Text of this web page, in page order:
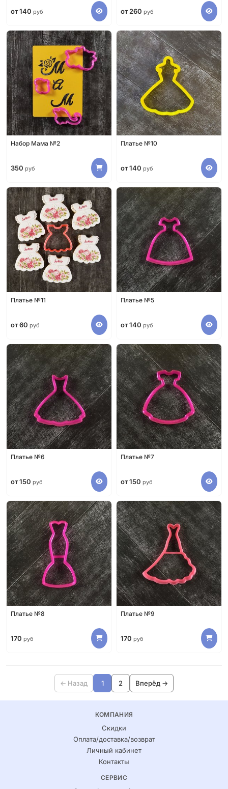
от 140 руб от 260 руб
Набор Мама №2
350 руб
Платье №10
от 140 руб
Платье №11
от 60 руб
Платье №5
от 140 руб
Платье №6
от 150 руб
Платье №7
от 150 руб
Платье №8
170 руб
Платье №9
170 руб
← Назад 1 2 Вперёд →
КОМПАНИЯ
Скидки
Оплата/доставка/возврат
Личный кабинет
Контакты
СЕРВИС